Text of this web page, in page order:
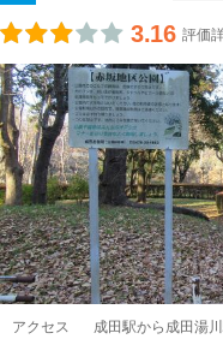
3.16 評価
アクセス 成田駅から成田湯